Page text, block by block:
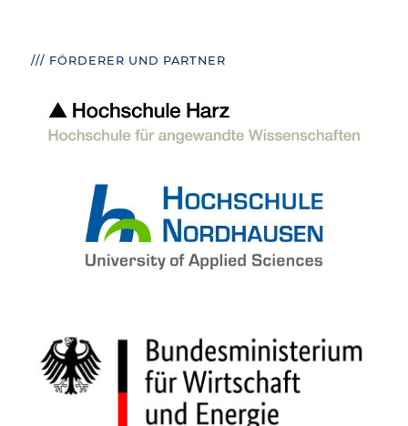
/// FÖRDERER UND PARTNER